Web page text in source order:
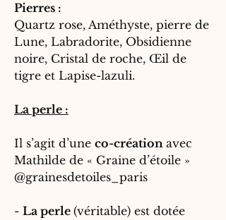
Pierres :
Quartz rose, Améthyste, pierre de
Lune, Labradorite, Obsidienne
noire, Cristal de roche, Œil de
tigre et Lapise-lazuli.
La perle :
Il s’agit d’une co-création avec
Mathilde de « Graine d’étoile »
@grainesdetoiles_paris
- La perle (véritable) est dotée